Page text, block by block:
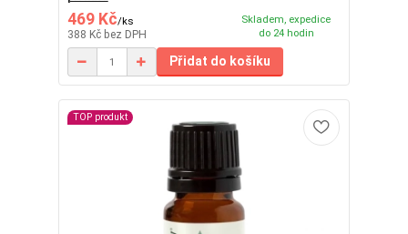
469 Kč/ks
388 Kč bez DPH
Skladem, expedice
do 24 hodin
Přidat do košíku
TOP produkt